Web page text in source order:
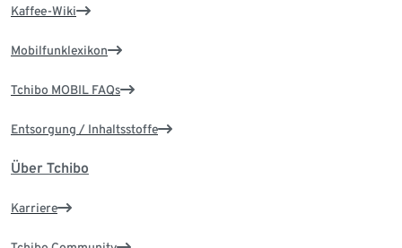
Kaffee-Wiki
Mobilfunklexikon
Tchibo MOBIL FAQs
Entsorgung / Inhaltsstoffe
Über Tchibo
Karriere